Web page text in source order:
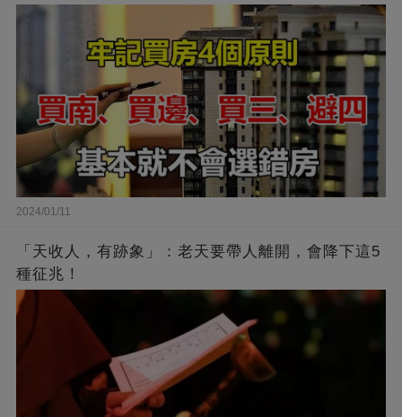
2024/01/11
「天收人，有跡象」：老天要帶人離開，會降下這5
種征兆！